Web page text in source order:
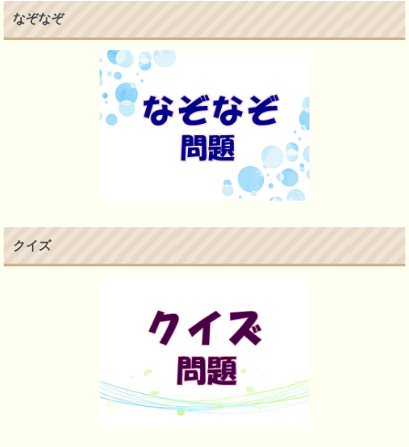
なぞなぞ
クイズ